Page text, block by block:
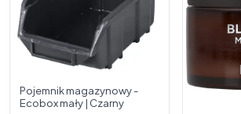
Pojemnik magazynowy -
Ecobox mały | Czarny